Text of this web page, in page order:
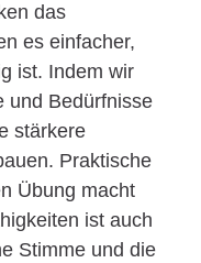
das
es einfacher,
ist. Indem wir
und Bedürfnisse
stärkere
Praktische
Übung macht
ist auch
Stimme und die